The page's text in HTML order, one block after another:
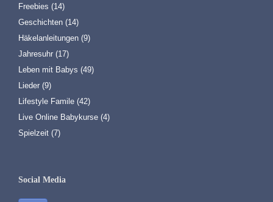
Freebies (14)
Geschichten (14)
Häkelanleitungen (9)
Jahresuhr (17)
Leben mit Babys (49)
Lieder (9)
Lifestyle Famile (42)
Live Online Babykurse (4)
Spielzeit (7)
Social Media